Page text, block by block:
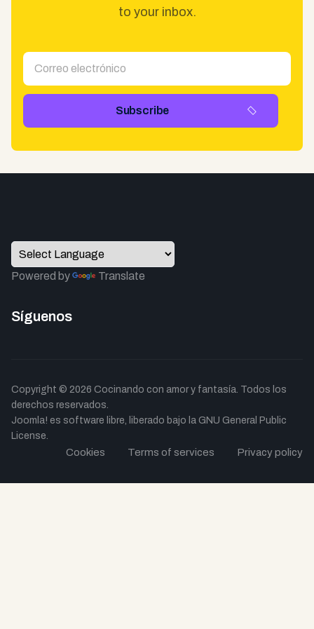
to your inbox.
Powered by Translate
Síguenos
Copyright © 2026 Cocinando con amor y fantasía. Todos los
derechos reservados.
Joomla! es software libre, liberado bajo la GNU General Public
License.
Cookies Terms of services Privacy policy